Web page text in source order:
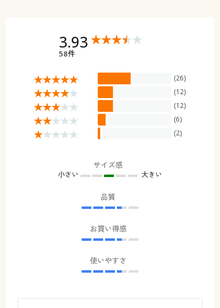
3.93
58件
(26)
(12)
(12)
(6)
(2)
サイズ感
小さい 大きい
品質
お買い得感
使いやすさ